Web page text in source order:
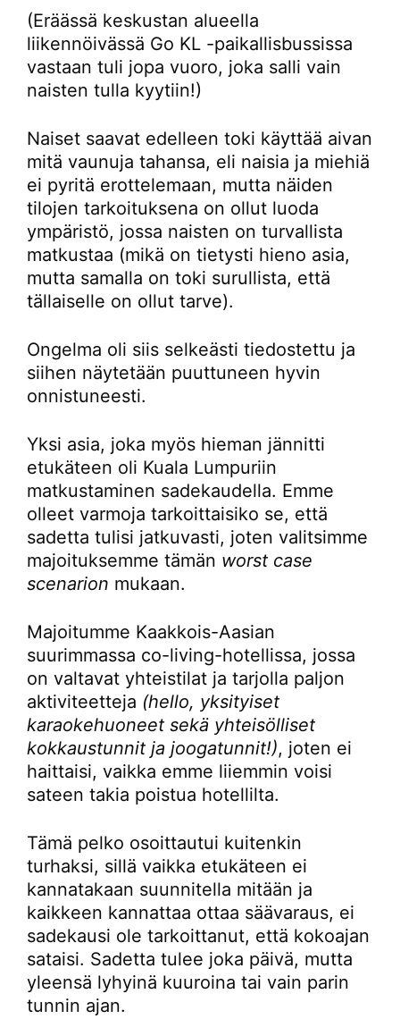
(Eräässä keskustan alueella
liikennöivässä Go KL -paikallisbussissa
vastaan tuli jopa vuoro, joka salli vain
naisten tulla kyytiin!)
Naiset saavat edelleen toki käyttää aivan
mitä vaunuja tahansa, eli naisia ja miehiä
ei pyritä erottelemaan, mutta näiden
tilojen tarkoituksena on ollut luoda
ympäristö, jossa naisten on turvallista
matkustaa (mikä on tietysti hieno asia,
mutta samalla on toki surullista, että
tällaiselle on ollut tarve).
Ongelma oli siis selkeästi tiedostettu ja
siihen näytetään puuttuneen hyvin
onnistuneesti.
Yksi asia, joka myös hieman jännitti
etukäteen oli Kuala Lumpuriin
matkustaminen sadekaudella. Emme
olleet varmoja tarkoittaisiko se, että
sadetta tulisi jatkuvasti, joten valitsimme
majoituksemme tämän worst case
scenarion mukaan.
Majoitumme Kaakkois-Aasian
suurimmassa co-living-hotellissa, jossa
on valtavat yhteistilat ja tarjolla paljon
aktiviteetteja (hello, yksityiset
karaokehuoneet sekä yhteisölliset
kokkaustunnit ja joogatunnit!), joten ei
haittaisi, vaikka emme liiemmin voisi
sateen takia poistua hotellilta.
Tämä pelko osoittautui kuitenkin
turhaksi, sillä vaikka etukäteen ei
kannatakaan suunnitella mitään ja
kaikkeen kannattaa ottaa säävaraus, ei
sadekausi ole tarkoittanut, että kokoajan
sataisi. Sadetta tulee joka päivä, mutta
yleensä lyhyinä kuuroina tai vain parin
tunnin ajan.